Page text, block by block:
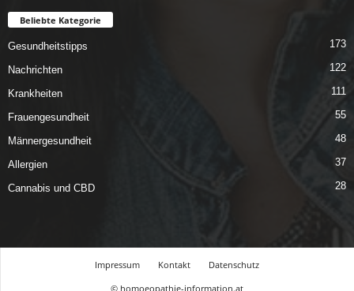
Beliebte Kategorie
Gesundheitstipps 173
Nachrichten 122
Krankheiten 111
Frauengesundheit 55
Männergesundheit 48
Allergien 37
Cannabis und CBD 28
Impressum Kontakt
Datenschutz
© homoeopathie-information.at